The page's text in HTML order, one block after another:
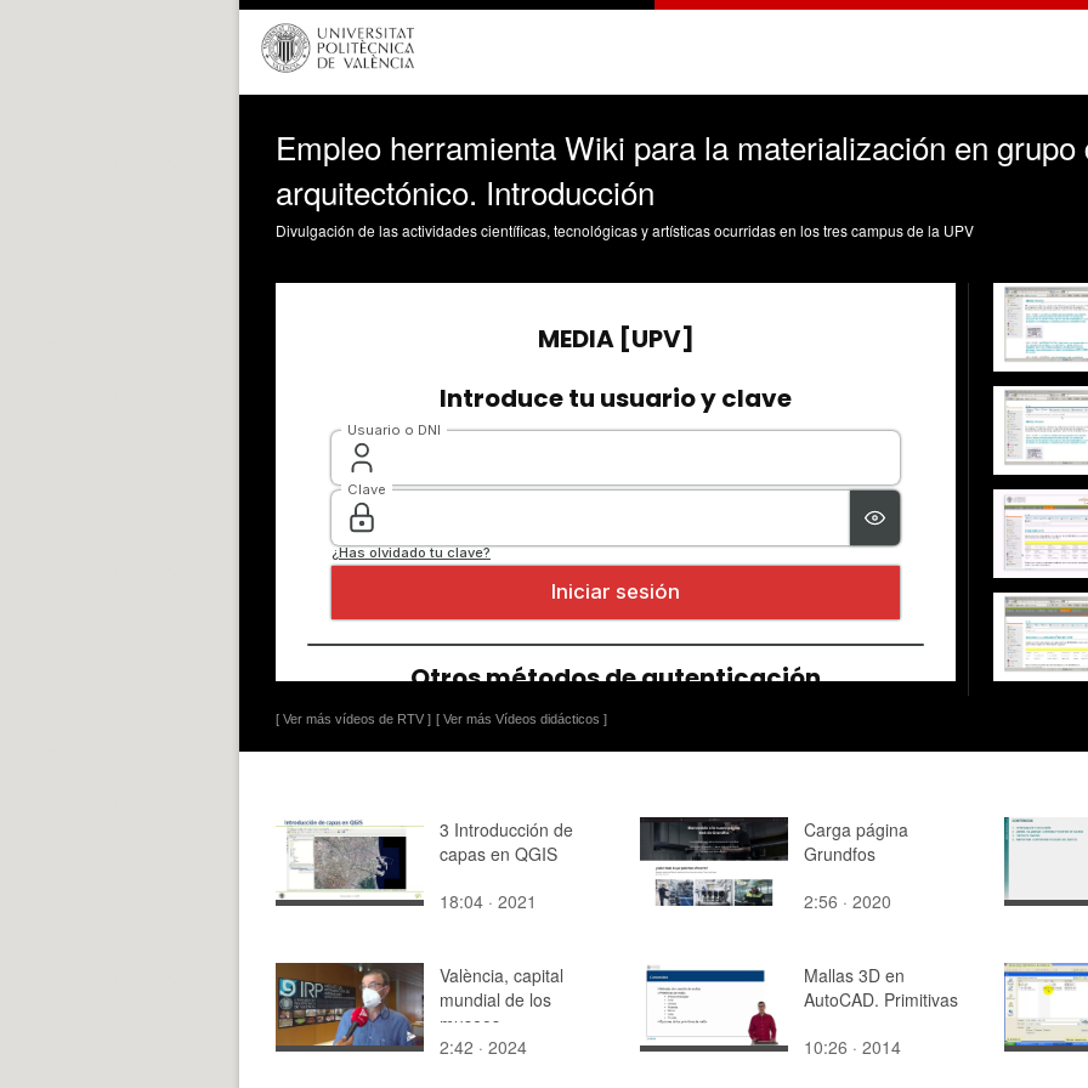
Empleo herramienta Wiki para la materialización en grupo
arquitectónico. Introducción
Divulgación de las actividades científicas, tecnológicas y artísticas ocurridas en los tres campus de la UPV
[ Ver más vídeos de RTV ] [ Ver más Vídeos didácticos ]
3 Introducción de
capas en QGIS
18:04 · 2021
Carga página
Grundfos
2:56 · 2020
València, capital
mundial de los
museos
2:42 · 2024
Mallas 3D en
AutoCAD. Primitivas
10:26 · 2014